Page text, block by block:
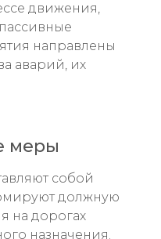
движения,
направлены
аварий, их
меры
собой
должную
на дорогах
назначения.